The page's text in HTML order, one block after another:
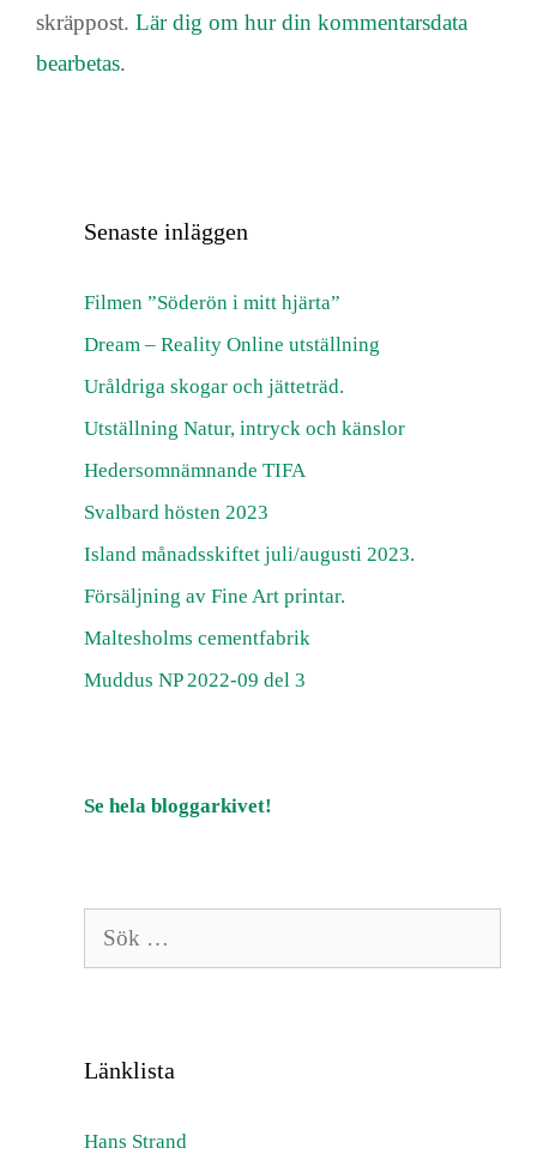
skräppost. Lär dig om hur din kommentarsdata
bearbetas.
Senaste inläggen
Filmen ”Söderön i mitt hjärta”
Dream – Reality Online utställning
Uråldriga skogar och jätteträd.
Utställning Natur, intryck och känslor
Hedersomnämnande TIFA
Svalbard hösten 2023
Island månadsskiftet juli/augusti 2023.
Försäljning av Fine Art printar.
Maltesholms cementfabrik
Muddus NP 2022-09 del 3
Se hela bloggarkivet!
Sök
Länklista
Hans Strand